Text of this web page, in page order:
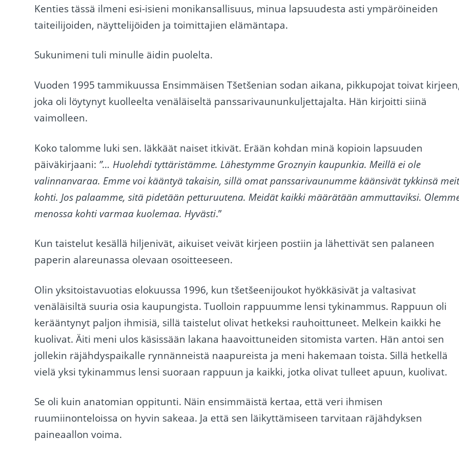
Kenties tässä ilmeni esi-isieni monikansallisuus, minua lapsuudesta asti ympäröineiden
taiteilijoiden, näyttelijöiden ja toimittajien elämäntapa.
Sukunimeni tuli minulle äidin puolelta.
Vuoden 1995 tammikuussa Ensimmäisen Tšetšenian sodan aikana, pikkupojat toivat
joka oli löytynyt kuolleelta venäläiseltä panssarivaununkuljettajalta. Hän kirjoitti siinä
vaimolleen.
Koko talomme luki sen. Iäkkäät naiset itkivät. Erään kohdan minä kopioin lapsuuden
päiväkirjaani: ”… Huolehdi tyttäristämme. Lähestymme Groznyin kaupunkia. Meillä ei ole
valinnanvaraa. Emme voi kääntyä takaisin, sillä omat panssarivaunumme käänsivät tykkinsä
kohti. Jos palaamme, sitä pidetään petturuutena. Meidät kaikki määrätään ammuttaviksi.
menossa kohti varmaa kuolemaa. Hyvästi.”
Kun taistelut kesällä hiljenivät, aikuiset veivät kirjeen postiin ja lähettivät sen palaneen
paperin alareunassa olevaan osoitteeseen.
Olin yksitoistavuotias elokuussa 1996, kun tšetšeenijoukot hyökkäsivät ja valtasivat
venäläisiltä suuria osia kaupungista. Tuolloin rappuumme lensi tykinammus. Rappuun oli
kerääntynyt paljon ihmisiä, sillä taistelut olivat hetkeksi rauhoittuneet. Melkein kaikki he
kuolivat. Äiti meni ulos käsissään lakana haavoittuneiden sitomista varten. Hän antoi sen
jollekin räjähdyspaikalle rynnänneistä naapureista ja meni hakemaan toista. Sillä hetkellä
vielä yksi tykinammus lensi suoraan rappuun ja kaikki, jotka olivat tulleet apuun, kuolivat.
Se oli kuin anatomian oppitunti. Näin ensimmäistä kertaa, että veri ihmisen
ruumiinonteloissa on hyvin sakeaa. Ja että sen läikyttämiseen tarvitaan räjähdyksen
paineaallon voima.